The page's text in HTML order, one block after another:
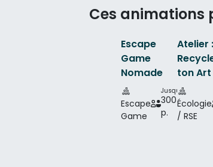
Ces animations
Escape
Game
Nomade
Escape
Game
Jusqu'à
300
p.
Atelier :
ton Art
Écologie
/ RSE